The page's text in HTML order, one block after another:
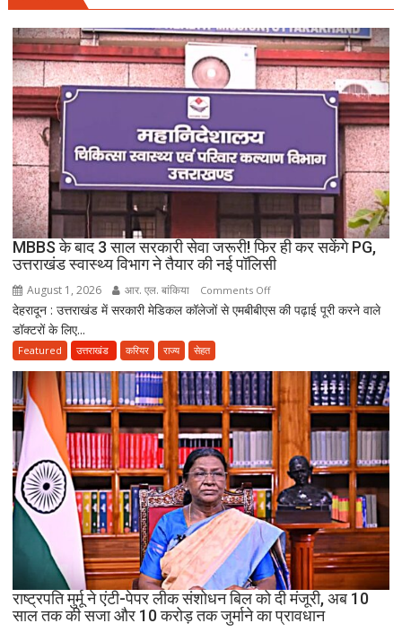
पटाखा
फैक्ट्री
में
बिखर
जिंदगियां,
दो
की
दर्दनाक
मौत,
दो
अब
भी
लापता
MBBS के बाद 3 साल सरकारी सेवा जरूरी! फिर ही कर सकेंगे PG,
उत्तराखंड स्वास्थ्य विभाग ने तैयार की नई पॉलिसी
August 1, 2026 आर. एल. बांकिया Comments Offon
MBBS
साल
सरकारी
सेवा
जरूरी!
फिर
ही
कर
सकेंगे
PG,
उत्तराखंड
स्वास्थ्य
विभाग
ने
देहरादून : उत्तराखंड में सरकारी मेडिकल कॉलेजों से एमबीबीएस की पढ़ाई पूरी करने वाले
डॉक्टरों के लिए...
Featured उत्तराखंड करियर राज्य सेहत
राष्ट्रपति मुर्मू ने एंटी-पेपर लीक संशोधन बिल को दी मंजूरी, अब 10
साल तक की सजा और 10 करोड़ तक जुर्माने का प्रावधान